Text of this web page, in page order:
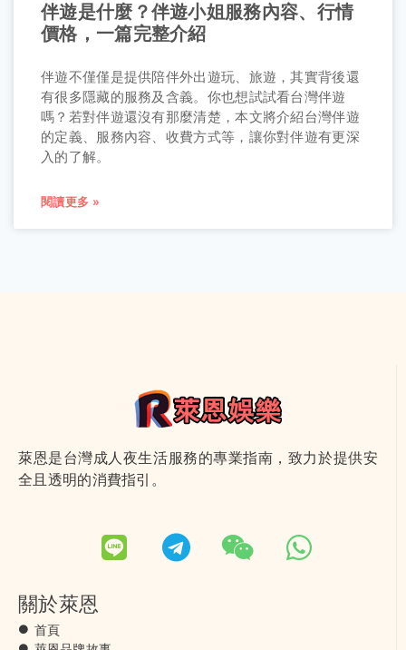
伴遊是什麼？伴遊小姐服務內容、行情
價格，一篇完整介紹
伴遊不僅僅是提供陪伴外出遊玩、旅遊，其實背後還
有很多隱藏的服務及含義。你也想試試看台灣伴遊
嗎？若對伴遊還沒有那麼清楚，本文將介紹台灣伴遊
的定義、服務內容、收費方式等，讓你對伴遊有更深
入的了解。
閱讀更多 »
萊恩是台灣成人夜生活服務的專業指南，致力於提供安
全且透明的消費指引。
關於萊恩
首頁